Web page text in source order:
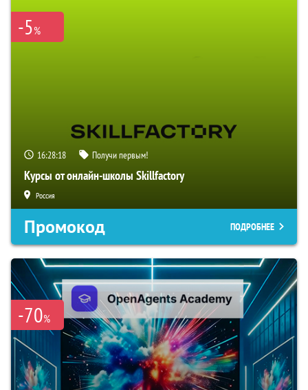
-5%
16:28:17 Получи первым!
Курсы от онлайн-школы Skillfactory
Россия
Промокод ПОДРОБНЕЕ
-70%